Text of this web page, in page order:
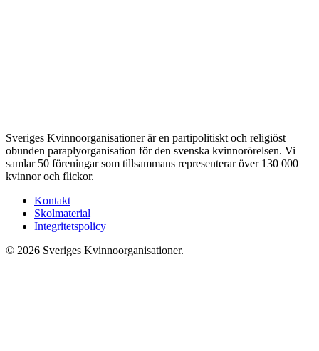
Sveriges Kvinnoorganisationer är en partipolitiskt och religiöst
obunden paraplyorganisation för den svenska kvinnorörelsen. Vi
samlar 50 föreningar som tillsammans representerar över 130 000
kvinnor och flickor.
Kontakt
Skolmaterial
Integritetspolicy
© 2026 Sveriges Kvinnoorganisationer.